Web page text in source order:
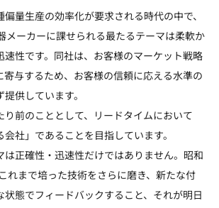
量生産の効率化が要求される時代の中で、
メーカーに課せられる最たるテーマは柔軟か
速性です。同社は、お客様のマーケット戦略
寄与するため、お客様の信頼に応える水準の
供しています。
り前のこととして、リードタイムにおいて
会社」であることを目指しています。
は正確性・迅速性だけではありません。昭和
れまで培った技術をさらに磨き、新たな付
状態でフィードバックすること、それが明日